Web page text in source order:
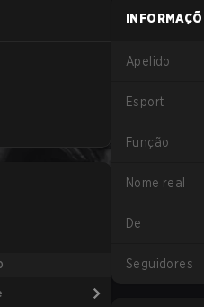
Apelido
Esport
Função
Nome real
De
Seguidores